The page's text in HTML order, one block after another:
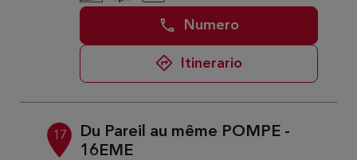
Numero
Itinerario
17
Du Pareil au même POMPE -
16EME